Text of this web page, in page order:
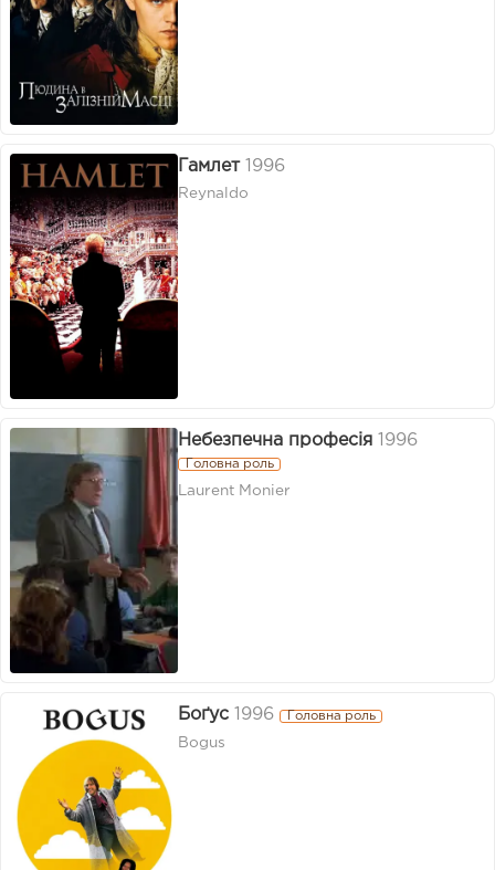
Гамлет 1996
Reynaldo
Небезпечна професія 1996
Головна роль
Laurent Monier
Боґус 1996 Головна роль
Bogus